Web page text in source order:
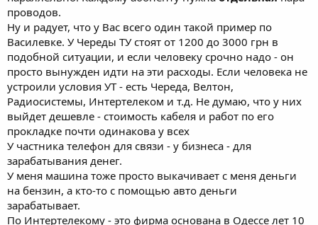
проводов.
Ну и радует, что у Вас всего один такой пример по
Василевке. У Череды ТУ стоят от 1200 до 3000 грн в
подобной ситуации, и если человеку срочно надо - он
просто вынужден идти на эти расходы. Если человека не
устроили условия УТ - есть Череда, Велтон,
Радиосистемы, Интертелеком и т.д. Не думаю, что у них
выйдет дешевле - стоимость кабеля и работ по его
прокладке почти одинакова у всех
У частника телефон для связи - у бизнеса - для
зарабатывания денег.
У меня машина тоже просто выкачивает с меня деньги
на бензин, а кто-то с помощью авто деньги
зарабатывает.
По Интертелекому - это фирма основана в Одессе лет 10